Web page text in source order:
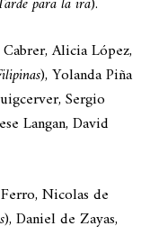
Alicia López,
), Yolanda Piña
Sergio
Langan, David
Nicolas de
), Daniel de Zayas,